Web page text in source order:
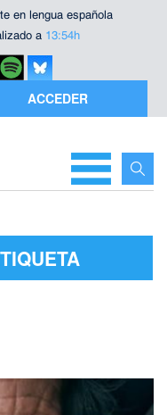
en lengua española
a 13:54h
ACCEDER